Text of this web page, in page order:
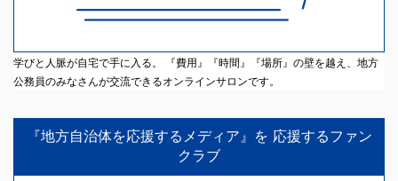
学びと人脈が自宅で手に入る。 『費用』『時間』『場所』の壁を越え、地方
公務員のみなさんが交流できるオンラインサロンです。
『地方自治体を応援するメディア』を 応援するファン
クラブ